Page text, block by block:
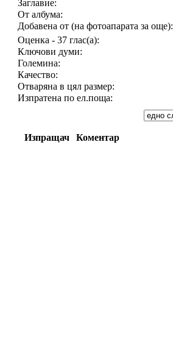
Заглавие:
От албума:
Добавена от (на фотоапарата за още):
Оценка - 37 глас(а):
Ключови думи:
Големина:
Качество:
Отваряна в цял размер:
Изпратена по ел.поща:
Изпращач Коментар